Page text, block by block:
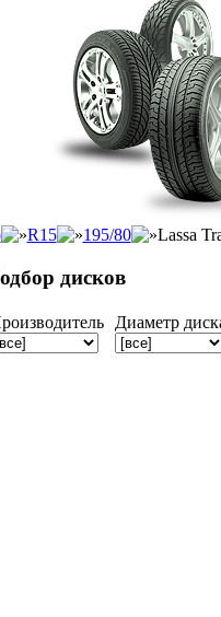
R15 195/80 Lassa
дисков
Диаметр